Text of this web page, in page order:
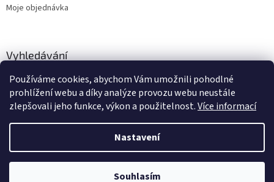
Používáme cookies, abychom Vám umožnili pohodlné
prohlížení webu a díky analýze provozu webu neustále
zlepšovali jeho funkce, výkon a použitelnost.Více informací
Nastavení
Souhlasím
Zboží vedeme skladem, dodání cca 24-48 hodin dle výběru dopravce a
Moje objednávka
Vyhledávání
Vytvořil Shoptet
dstechnik.cz. Všechna práva vyhrazena.